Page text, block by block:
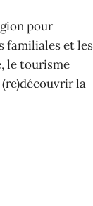
pour
familiales et les
le tourisme
la